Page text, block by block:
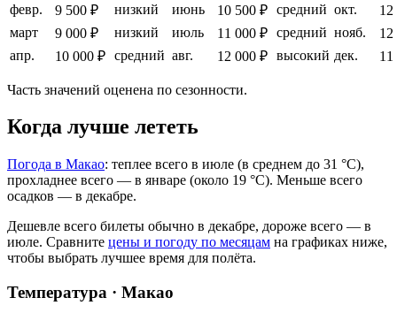
февр.
9 500 ₽ низкий июнь 10 500 ₽ средний окт.
12
март
9 000 ₽ низкий июль 11 000 ₽ средний нояб.
12
апр.
10 000 ₽ средний авг. 12 000 ₽ высокий дек. 11
Часть значений оценена по сезонности.
Когда лучше лететь
Погода в Макао: теплее всего в июле (в среднем до 31 °C),
прохладнее всего — в январе (около 19 °C). Меньше всего
осадков — в декабре.
Дешевле всего билеты обычно в декабре, дороже всего — в
июле. Сравните цены и погоду по месяцам на графиках ниже,
чтобы выбрать лучшее время для полёта.
Температура · Макао